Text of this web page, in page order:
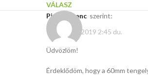
VÁLASZ
Pisch Ferenc szerint:
február 28, 2019 2:45 du.
Üdvözlöm!
Érdeklődöm, hogy a 60mm